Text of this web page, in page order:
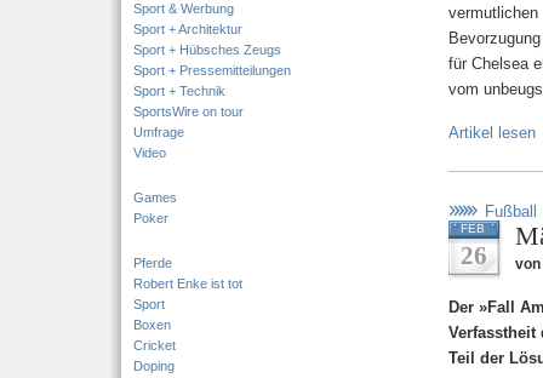
Sport & Werbung
Sport + Architektur
Sport + Hübsches Zeugs
Sport + Pressemitteilungen
Sport + Technik
SportsWire on tour
Umfrage
Video
Games
Poker
Pferde
Robert Enke ist tot
Sport
Boxen
Cricket
Doping
für Chelsea
vom
Artikel lesen
Fußball
FEB
26
Der »Fall
Verfasstheit
Teil der